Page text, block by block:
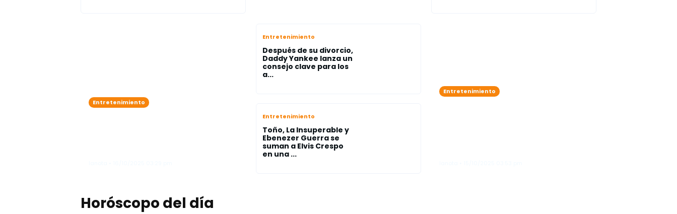
Entretenimiento
Entretenimiento
Después de su divorcio,
Daddy Yankee lanza un
consejo clave para los
a...
Entretenimiento
Toño, La Insuperable y
Ebenezer Guerra se
suman a Elvis Crespo
en una ...
Entretenimiento
Horóscopo del día